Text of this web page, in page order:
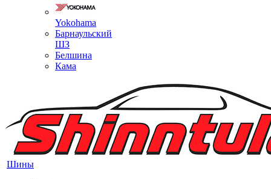
Yokohama
Барнаульский
ШЗ
Белшина
Кама
Шины